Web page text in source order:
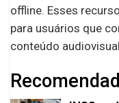
offline. Esses
para usuários que
conteúdo